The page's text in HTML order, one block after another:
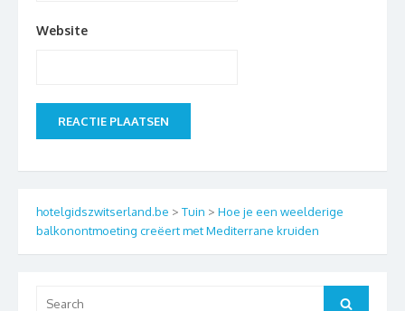
Website
hotelgidszwitserland.be > Tuin > Hoe je een weelderige
balkonontmoeting creëert met Mediterrane kruiden
Search